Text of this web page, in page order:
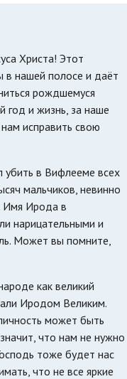
Христа! Этот
в нашей полосе и даёт
рождшемуся
год и жизнь, за наше
исправить свою
убить в Вифлееме всех
мальчиков, невинно
Имя Ирода в
нарицательными и
Может вы помните,
как великий
Иродом Великим.
может быть
что нам не нужно
тоже будет нас
что не все яркие